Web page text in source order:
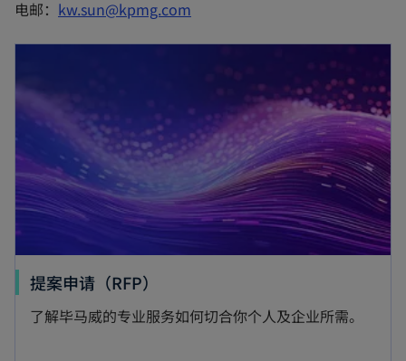
w
t
电邮： kw.sun@kpmg.com
提案申请（RFP）
了解毕马威的专业服务如何切合你个人及企业所需。